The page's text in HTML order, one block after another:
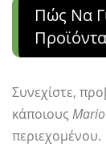
Πώς Να
Προϊόντα
Συνεχίστε,
κάποιους
περιεχομένου.